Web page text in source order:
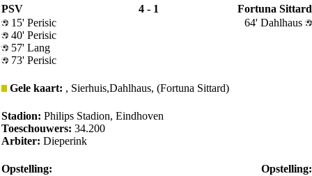
PSV
4 - 1
Fortuna Sittard
15' Perisic
40' Perisic
57' Lang
73' Perisic
64' Dahlhaus
Gele kaart: , Sierhuis,Dahlhaus, (Fortuna Sittard)
Stadion: Philips Stadion, Eindhoven
Toeschouwers: 34.200
Arbiter: Dieperink
Opstelling:
Opstelling: